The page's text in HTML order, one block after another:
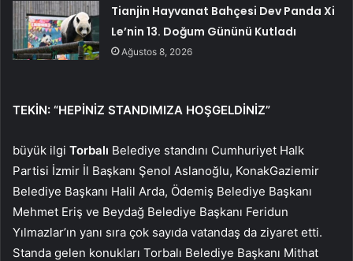
Tianjin Hayvanat Bahçesi Dev Panda Xi
Le’nin 13. Doğum Gününü Kutladı
Ağustos 8, 2026
TEKİN: “HEPİNİZ STANDIMIZA HOŞGELDİNİZ”
büyük ilgi Torbalı Belediye standını Cumhuriyet Halk
Partisi İzmir İl Başkanı Şenol Aslanoğlu, KonakGaziemir
Belediye Başkanı Halil Arda, Ödemiş Belediye Başkanı
Mehmet Eriş ve Beydağ Belediye Başkanı Feridun
Yılmazlar’ın yanı sıra çok sayıda vatandaş da ziyaret etti.
Standa gelen konukları Torbalı Belediye Başkanı Mithat